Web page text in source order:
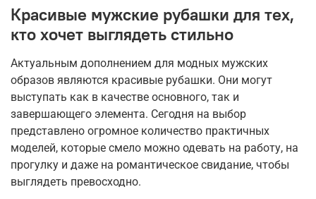
Красивые мужские рубашки для тех,
кто хочет выглядеть стильно
Актуальным дополнением для модных мужских
образов являются красивые рубашки. Они могут
выступать как в качестве основного, так и
завершающего элемента. Сегодня на выбор
представлено огромное количество практичных
моделей, которые смело можно одевать на работу, на
прогулку и даже на романтическое свидание, чтобы
выглядеть превосходно.